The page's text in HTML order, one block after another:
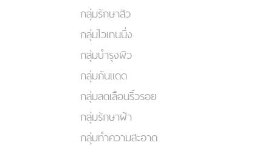
กลุ่มรักษาสิว
กลุ่มไวเทนนิ่ง
กลุ่มบำรุงผิว
กลุ่มกันแดด
กลุ่มลดเลือนริ้วรอย
กลุ่มรักษาฝ้า
กลุ่มทำความสะอาด